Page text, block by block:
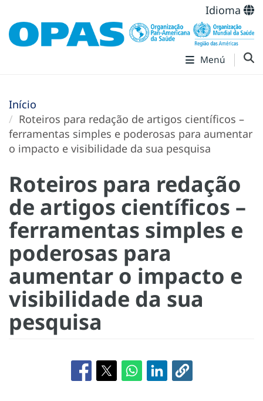
Idioma
Menú
Início
Roteiros para redação de artigos científicos –
ferramentas simples e poderosas para aumentar
o impacto e visibilidade da sua pesquisa
Roteiros para redação
de artigos científicos –
ferramentas simples e
poderosas para
aumentar o impacto e
visibilidade da sua
pesquisa